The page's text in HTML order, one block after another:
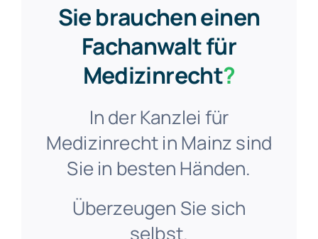
Sie brauchen einen
Fachanwalt für
Medizinrecht?
In der Kanzlei für
Medizinrecht in Mainz sind
Sie in besten Händen.
Überzeugen Sie sich
selbst.